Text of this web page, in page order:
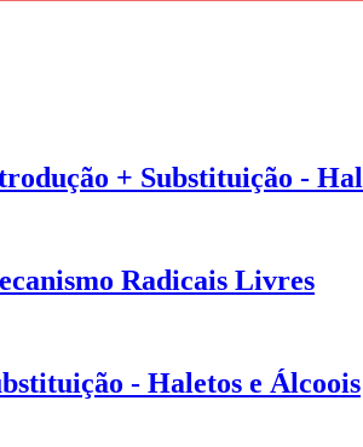
+ Substituição -
Radicais Livres
- Haletos e Álcoois